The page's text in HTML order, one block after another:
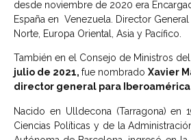
desde noviembre de 2020 era
España en Venezuela. Director
Norte, Europa Oriental, Asia y Pacífico.
También en el Consejo de Ministros
julio de 2021, fue nombrado Xavier
director general para Iberoamérica
Nacido en Ulldecona (Tarragona) en
Ciencias Políticas y de la